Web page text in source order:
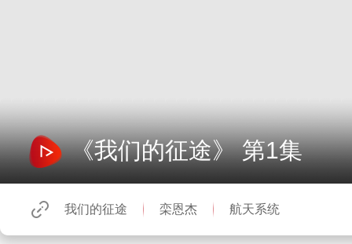
《我们的征途》 第1集
我们的征途 栾恩杰 航天系统